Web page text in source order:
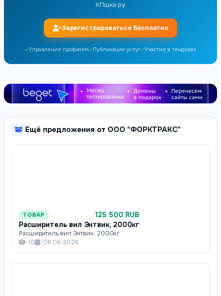
КПшка.ру
Зарегистрироваться бесплатно
Управление профилем Публикация услуг Участие в тендерах
Ещё предложения от ООО "ФОРКТРАКС"
ТОВАР
125 500 RUB
Расширитель вил Энтвик, 2000кг
Расширитель вил Энтвик, 2000кг
10
08.06.2026